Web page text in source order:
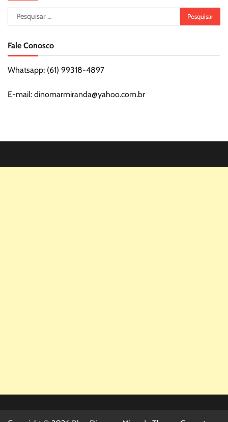
Pesquisar
por:
Fale Conosco
Whatsapp: (61) 99318-4897
E-mail: dinomarmiranda@yahoo.com.br